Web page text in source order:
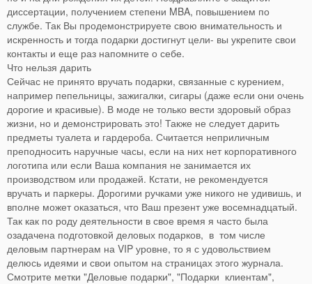
диссертации, получением степени MBA, повышением по
службе. Так Вы продемонстрируете свою внимательность и
искренность и тогда подарки достигнут цели- вы укрепите свои
контакты и еще раз напомните о себе.
Что нельзя дарить
Сейчас не принято вручать подарки, связанные с курением,
например пепельницы, зажигалки, сигары (даже если они очень
дорогие и красивые). В моде не только вести здоровый образ
жизни, но и демонстрировать это! Также не следует дарить
предметы туалета и гардероба. Считается неприличным
преподносить наручные часы, если на них нет корпоративного
логотипа или если Ваша компания не занимается их
производством или продажей. Кстати, не рекомендуется
вручать и паркеры. Дорогими ручками уже никого не удивишь, и
вполне может оказаться, что Ваш презент уже восемнадцатый.
Так как по роду деятельности в свое время я часто была
озадачена подготовкой деловых подарков, в том числе
деловым партнерам на VIP уровне, то я с удовольствием
делюсь идеями и свои опытом на страницах этого журнала.
Смотрите метки "Деловые подарки", "Подарки клиентам",